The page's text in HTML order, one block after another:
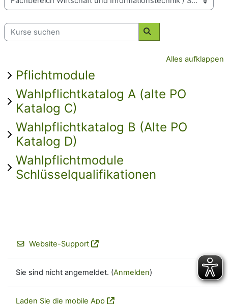
Kursbereiche
Kurse suchen
Kurse suchen
Alles aufklappen
Pflichtmodule
Wahlpflichtkatalog A (alte PO
Katalog C)
Wahlpflichtkatalog B (Alte PO
Katalog D)
Wahlpflichtmodule
Schlüsselqualifikationen
Website-Support
Sie sind nicht angemeldet. (Anmelden)
Laden Sie die mobile App